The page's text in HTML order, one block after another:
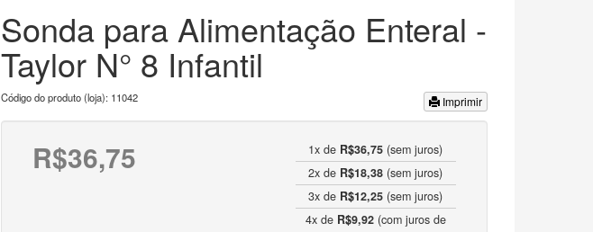
Sonda para Alimentação Enteral -
Taylor N° 8 Infantil
Código do produto (loja): 11042 Imprimir
R$36,75 1x de R$36,75 (sem juros)
2x de R$18,38 (sem juros)
3x de R$12,25 (sem juros)
4x de R$9,92(com juros de